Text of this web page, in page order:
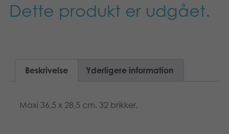
Applikationer
Polski
Dette produkt er udgået.
Beskrivelse Yderligere information
Maxi 36,5 x 28,5 cm. 32 brikker.